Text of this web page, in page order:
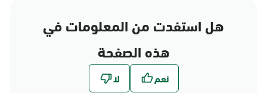
هل استفدت من المعلومات في
هذه الصفحة